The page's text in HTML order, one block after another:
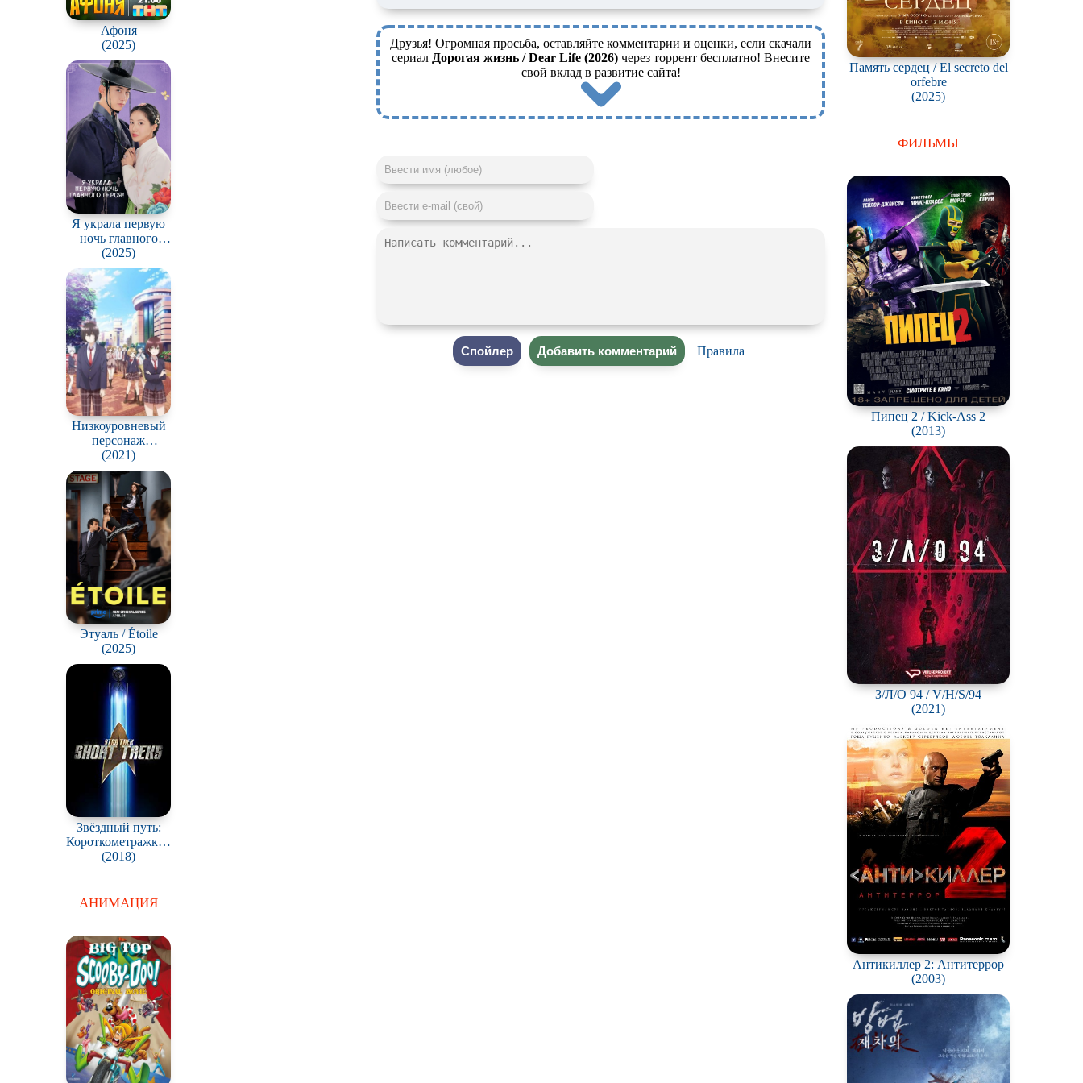
Афоня
(2025)
Я украла первую
ночь главного
героя! / The First
Night with the Duke
(2025)
Низкоуровневый
персонаж
Томодзаки / Jaku-
Chara Tomozaki-kun
(2021)
Этуаль / Étoile
(2025)
Звёздный путь:
Короткометражки /
Star Trek: Short Treks
(2018)
АНИМАЦИЯ
Друзья! Огромная просьба, оставляйте комментарии и оценки, если скачали
сериал Дорогая жизнь / Dear Life (2026) через торрент бесплатно! Внесите
свой вклад в развитие сайта!
Правила
Память сердец / El secreto del
orfebre
(2025)
ФИЛЬМЫ
Пипец 2 / Kick-Ass 2
(2013)
З/Л/О 94 / V/H/S/94
(2021)
Антикиллер 2: Антитеррор
(2003)